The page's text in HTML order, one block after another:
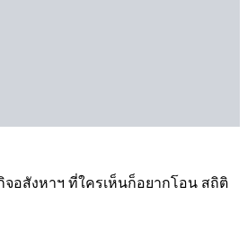
อสังหาฯ ที่ใครเห็นก็อยากโอน สถิติ